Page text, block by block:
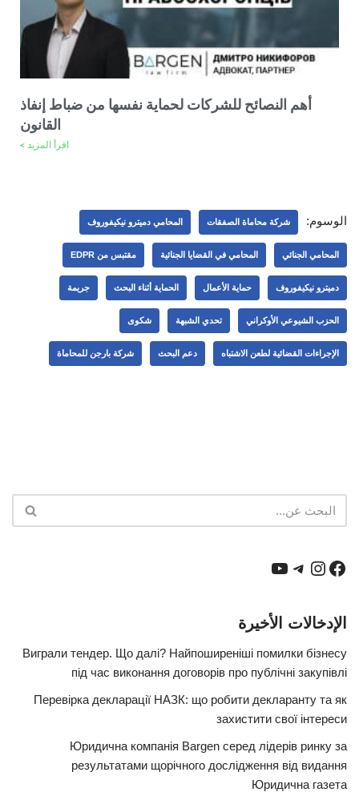
أهم النصائح للشركات لحماية نفسها من ضباط إنفاذ
القانون
اقرأ المزيد >
الوسوم: شركة محاماة الصفقات المحامي دميترو نيكيفوروف
المحامي الجنائي المحامي في القضايا الجنائية مقتبس من EDPR
دميترو نيكيفوروف حماية الأعمال الحماية أثناء البحث جريمة
الحزب الشيوعي الأوكراني تحدي الشبهة شكوى
الإجراءات القضائية لطعن الاشتباه دعم البحث شركة بارجن للمحاماة
الإدخالات الأخيرة
Виграли тендер. Що далі? Найпоширеніші помилки бізнесу
під час виконання договорів про публічні закупівлі
Перевірка декларації НАЗК: що робити декларанту та як
захистити свої інтереси
Юридична компанія Bargen серед лідерів ринку за
результатами щорічного дослідження від видання
Юридична газета